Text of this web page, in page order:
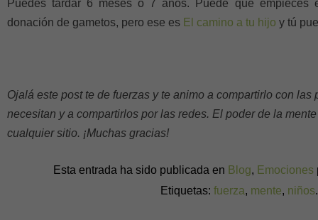
Puedes tardar 6 meses o 7 años. Puede que empieces
donación de gametos, pero ese es El camino a tu hijo y tú
Ojalá este post te de fuerzas y te animo a compartirlo con las
necesitan y a compartirlos por las redes. El poder de la
cualquier sitio. ¡Muchas gracias!
Esta entrada ha sido publicada en Blog, Emociones
Etiquetas:fuerza, mente, niños.